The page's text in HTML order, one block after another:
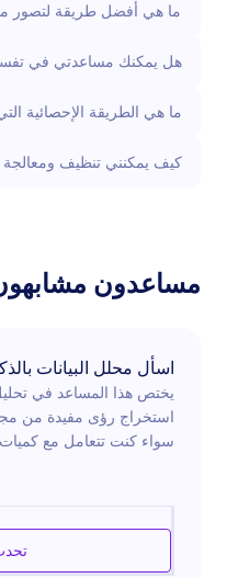
ما هي أفضل طريقة لتصور
هل يمكنك مساعدتي في تفسير
ما هي الطريقة الإحصائية
كيف يمكنني تنظيف ومعالجة
مساعدون
اسأل محلل البيانات
يختص هذا المساعد في
استخراج رؤى مفيدة من
سواء كنت تتعامل مع كميات
يهدف إلى مساعدتك في
أسس بيانات قوية. يُعد هذا